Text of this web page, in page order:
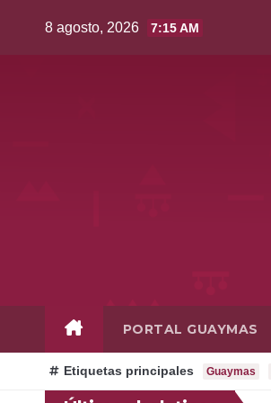
8 agosto, 2026 7:15 AM
PORTAL GUAYMAS
Etiquetas principales Guaymas